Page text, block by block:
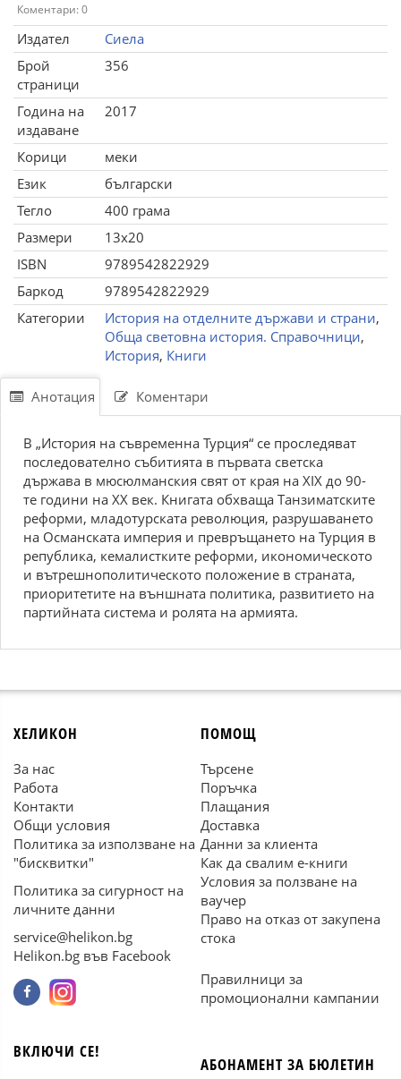
Коментари: 0
Издател
Сиела
Брой
страници
356
Година на
издаване
2017
Корици
меки
Език
български
Тегло
400 грама
Размери
13x20
ISBN
9789542822929
Баркод
9789542822929
Категории
История на отделните държави и страни,
Обща световна история. Справочници,
История, Книги
Анотация Коментари
В „История на съвременна Турция“ се проследяват
последователно събитията в първата светска
държава в мюсюлманския свят от края на XIX до 90-
те години на XX век. Книгата обхваща Танзиматските
реформи, младотурската революция, разрушаването
на Османската империя и превръщането на Турция в
република, кемалистките реформи, икономическото
и вътрешнополитическото положение в страната,
приоритетите на външната политика, развитието на
партийната система и ролята на армията.
ХЕЛИКОН
За нас
Работа
Контакти
Общи условия
Политика за използване на
"бисквитки"
Политика за сигурност на
личните данни
service@helikon.bg
Helikon.bg във Facebook
ПОМОЩ
Търсене
Поръчка
Плащания
Доставка
Данни за клиента
Как да свалим е-книги
Условия за ползване на
ваучер
Право на отказ от закупена
стока
Правилници за
промоционални кампании
ВКЛЮЧИ СЕ!
АБОНАМЕНТ ЗА БЮЛЕТИН